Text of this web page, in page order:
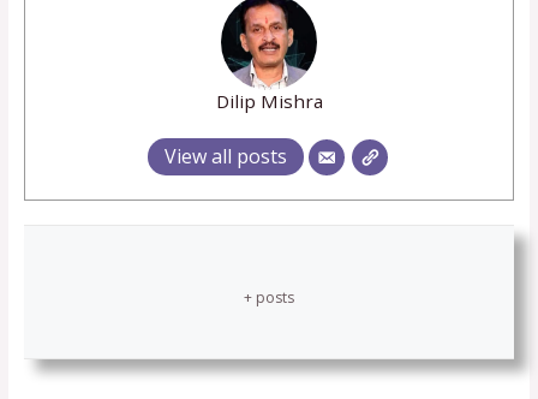
Dilip Mishra
View all posts
+ posts